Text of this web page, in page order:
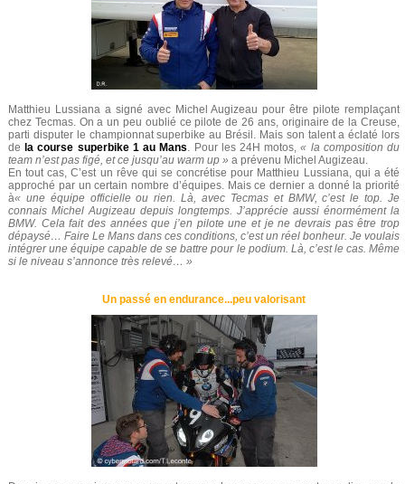
Matthieu Lussiana a signé avec Michel Augizeau pour être pilote remplaçant
chez Tecmas. On a un peu oublié ce pilote de 26 ans, originaire de la Creuse,
parti disputer le championnat superbike au Brésil. Mais son talent a éclaté lors
de la course superbike 1 au Mans. Pour les 24H motos,« la composition du
team n’est pas figé, et ce jusqu’au warm up » a prévenu Michel Augizeau.
En tout cas, C’est un rêve qui se concrétise pour Matthieu Lussiana, qui a été
approché par un certain nombre d’équipes. Mais ce dernier a donné la priorité
à« une équipe officielle ou rien. Là, avec Tecmas et BMW, c’est le top. Je
connais Michel Augizeau depuis longtemps. J’apprécie aussi énormément la
BMW. Cela fait des années que j’en pilote une et je ne devrais pas être trop
dépaysé… Faire Le Mans dans ces conditions, c’est un réel bonheur. Je voulais
intégrer une équipe capable de se battre pour le podium. Là, c’est le cas. Même
si le niveau s’annonce très relevé… »
Un passé en endurance...peu valorisant